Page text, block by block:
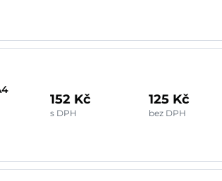
152 Kč
s DPH
125 Kč
bez DPH